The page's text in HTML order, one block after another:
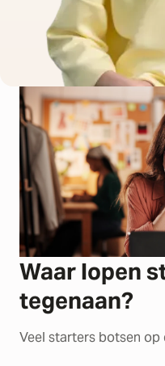
Waar lopen
tegenaan?
Veel starters botsen op